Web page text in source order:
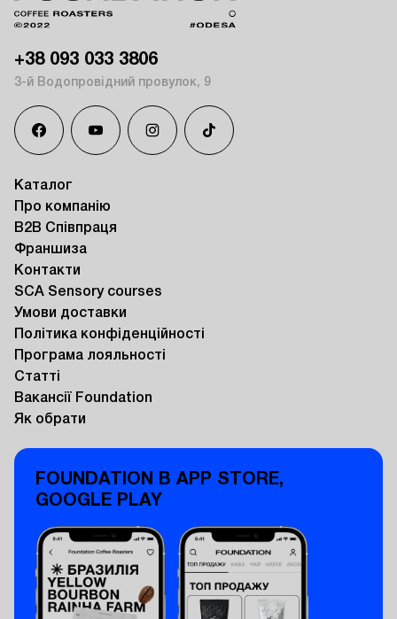
+38 093 033 3806
3-й Водопровідний провулок, 9
Каталог
Про компанію
B2B Співпраця
Франшиза
Контакти
SCA Sensory courses
Умови доставки
Політика конфіденційності
Програма лояльності
Статті
Вакансії Foundation
Як обрати
FOUNDATION В APP STORE,
GOOGLE PLAY